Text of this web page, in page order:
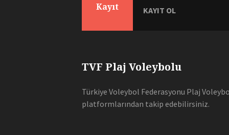
Kayıt KAYIT OL
TVF Plaj Voleybolu
Türkiye Voleybol Federasyonu Plaj
platformlarından takip edebilirsiniz.